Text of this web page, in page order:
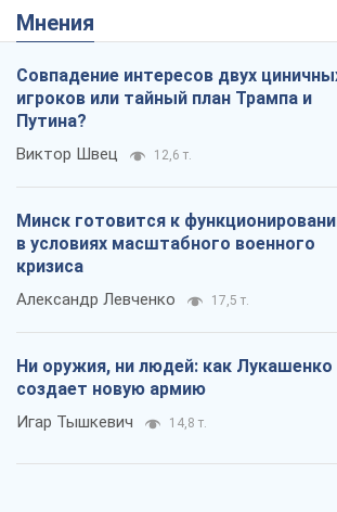
Мнения
Совпадение интересов двух
игроков или тайный план Трампа и
Путина?
Виктор Швец 12,6 т.
Минск готовится к
в условиях масштабного военного
кризиса
Александр Левченко 17,5 т.
Ни оружия, ни людей: как Лукашенко
создает новую армию
Игар Тышкевич 14,8 т.